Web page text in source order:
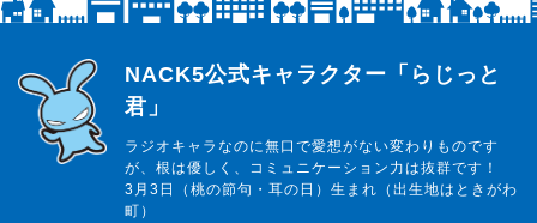
らじっと君
NACK5公式キャラクター「らじっと
君」
ラジオキャラなのに無口で愛想がない変わりものです
が、根は優しく、コミュニケーション力は抜群です！
3月3日（桃の節句・耳の日）生まれ（出生地はときがわ
町）